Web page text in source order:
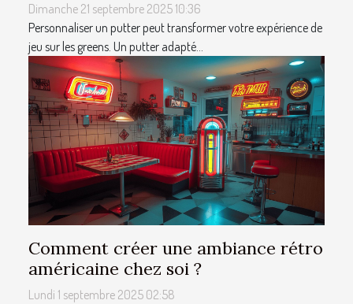
Dimanche 21 septembre 2025 10:36
Personnaliser un putter peut transformer votre expérience de
jeu sur les greens. Un putter adapté...
Comment créer une ambiance rétro
américaine chez soi ?
Lundi 1 septembre 2025 02:58